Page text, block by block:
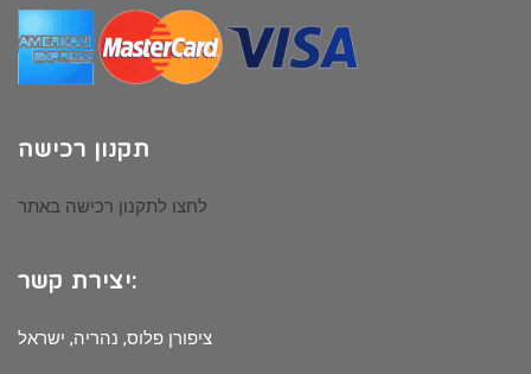
תקנון רכישה
לחצו לתקנון רכישה באתר
יצירת קשר:
ציפורן פלוס, נהריה, ישראל